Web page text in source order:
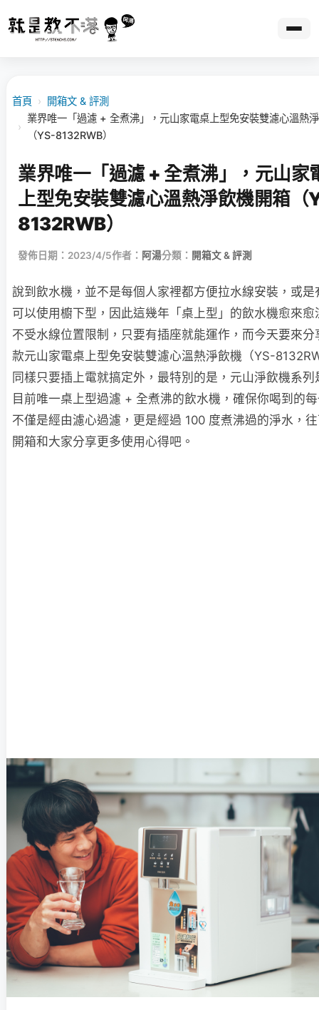
首頁 › 開箱文 & 評測
›
業界唯一「過濾 + 全煮沸」，元山家電桌上型免安裝雙濾心溫熱
（YS-8132RWB）
業界唯一「過濾 + 全煮沸」，元山家
上型免安裝雙濾心溫熱淨飲機開箱（
8132RWB）
發佈日期：2023/4/5作者： 阿湯分類： 開箱文 & 評測
說到飲水機，並不是每個人家裡都方便拉水線安裝，或是
可以使用櫥下型，因此這幾年「桌上型」的飲水機愈來愈
不受水線位置限制，只要有插座就能運作，而今天要來分
款元山家電桌上型免安裝雙濾心溫熱淨飲機（YS-
同樣只要插上電就搞定外，最特別的是，元山淨飲機系列
目前唯一桌上型過濾 + 全煮沸的飲水機，確保你喝到的
不僅是經由濾心過濾，更是經過 100 度煮沸過的淨水，
開箱和大家分享更多使用心得吧。